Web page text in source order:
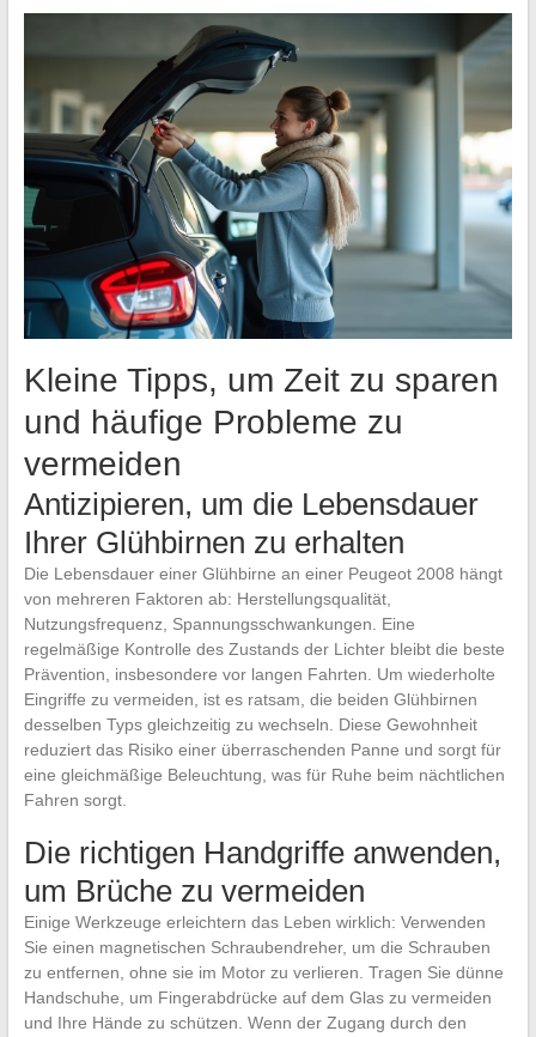
Kleine Tipps, um Zeit zu sparen
und häufige Probleme zu
vermeiden
Antizipieren, um die Lebensdauer
Ihrer Glühbirnen zu erhalten
Die Lebensdauer einer Glühbirne an einer Peugeot 2008 hängt
von mehreren Faktoren ab: Herstellungsqualität,
Nutzungsfrequenz, Spannungsschwankungen. Eine
regelmäßige Kontrolle des Zustands der Lichter bleibt die beste
Prävention, insbesondere vor langen Fahrten. Um wiederholte
Eingriffe zu vermeiden, ist es ratsam, die beiden Glühbirnen
desselben Typs gleichzeitig zu wechseln. Diese Gewohnheit
reduziert das Risiko einer überraschenden Panne und sorgt für
eine gleichmäßige Beleuchtung, was für Ruhe beim nächtlichen
Fahren sorgt.
Die richtigen Handgriffe anwenden,
um Brüche zu vermeiden
Einige Werkzeuge erleichtern das Leben wirklich: Verwenden
Sie einen magnetischen Schraubendreher, um die Schrauben
zu entfernen, ohne sie im Motor zu verlieren. Tragen Sie dünne
Handschuhe, um Fingerabdrücke auf dem Glas zu vermeiden
und Ihre Hände zu schützen. Wenn der Zugang durch den